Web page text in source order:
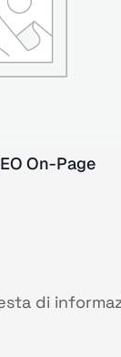
On-Page
di